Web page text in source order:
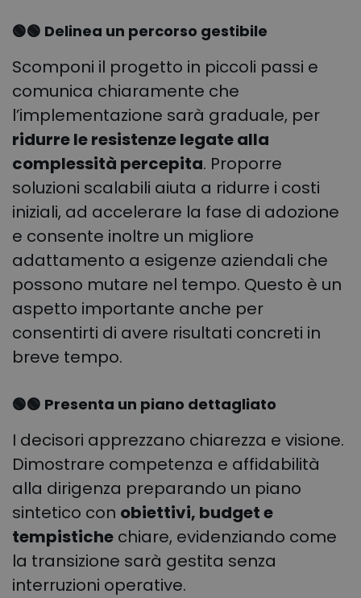
🟢🟢 Delinea un percorso gestibile
Scomponi il progetto in piccoli passi e
comunica chiaramente che
l’implementazione sarà graduale, per
ridurre le resistenze legate alla
complessità percepita. Proporre
soluzioni scalabili aiuta a ridurre i costi
iniziali, ad accelerare la fase di adozione
e consente inoltre un migliore
adattamento a esigenze aziendali che
possono mutare nel tempo. Questo è un
aspetto importante anche per
consentirti di avere risultati concreti in
breve tempo.
🟢🟢 Presenta un piano dettagliato
I decisori apprezzano chiarezza e visione.
Dimostrare competenza e affidabilità
alla dirigenza preparando un piano
sintetico con obiettivi, budget e
tempistiche chiare, evidenziando come
la transizione sarà gestita senza
interruzioni operative.